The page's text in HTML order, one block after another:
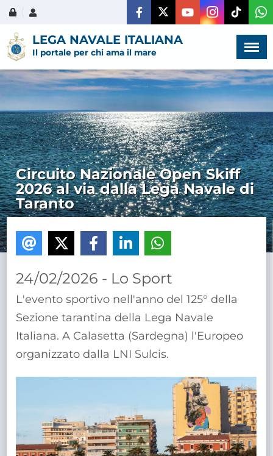
LEGA NAVALE ITALIANA
Il portale per chi ama il mare
Circuito Nazionale Open Skiff
2026 al via dalla Lega Navale di
Taranto
24/02/2026 - Lo Sport
L'evento sportivo nell'anno del 125° della
Sezione tarantina della Lega Navale
Italiana. A Calasetta (Sardegna) l'Europeo
organizzato dalla LNI Sulcis.
Menù ×
HOME
CHI SIAMO
LA VITA
DELL'ASSOCIAZIONE
PROGETTI ED EDITORIA
TRASPARENTE